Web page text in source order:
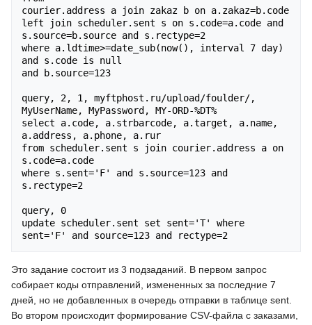
courier.address a join zakaz b on a.zakaz=b.code
left join scheduler.sent s on s.code=a.code and
s.source=b.source and s.rectype=2
where a.ldtime>=date_sub(now(), interval 7 day)
and s.code is null
and b.source=123
query, 2, 1, myftphost.ru/upload/foulder/,
MyUserName, MyPassword, MY-ORD-%DT%
select a.code, a.strbarcode, a.target, a.name,
a.address, a.phone, a.rur
from scheduler.sent s join courier.address a on
s.code=a.code
where s.sent='F' and s.source=123 and
s.rectype=2
query, 0
update scheduler.sent set sent='T' where
Это задание состоит из 3 подзаданий. В первом запрос
собирает коды отправлений, измененных за последние 7
дней, но не добавленных в очередь отправки в таблице sent.
Во втором происходит формирование CSV-файла с заказами,